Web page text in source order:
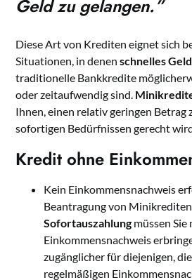
Geld zu gelangen.”
Diese Art von Krediten eignet sich
Situationen, in denenschnelles Geld
traditionelle Bankkredite
oder zeitaufwendig sind.
Ihnen, einen relativ geringen Betrag
sofortigen Bedürfnissen gerecht
Kredit ohne
Kein Einkommensnachweis
Beantragung von
Sofortauszahlung müssen
Einkommensnachweis
zugänglicher für diejenigen,
regelmäßigen